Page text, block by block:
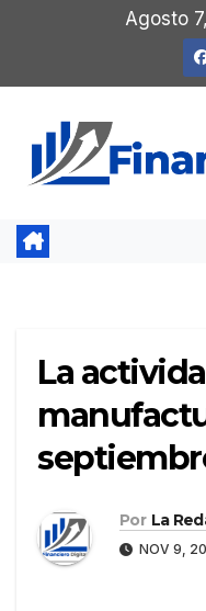
contenido
Agosto
La
Por La
NOV 9,